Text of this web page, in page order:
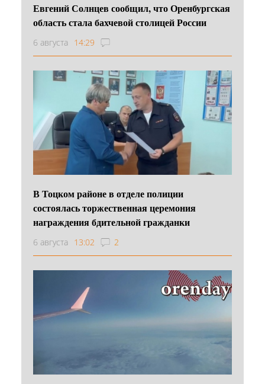
Евгений Солнцев сообщил, что Оренбургская
область стала бахчевой столицей России
6 августа 14:29
В Тоцком районе в отделе полиции
состоялась торжественная церемония
награждения бдительной гражданки
6 августа 13:02 2